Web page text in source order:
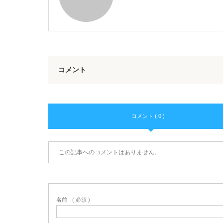
コメント
コメント ( 0 )
この記事へのコメントはありません。
名前 ( 必須 )